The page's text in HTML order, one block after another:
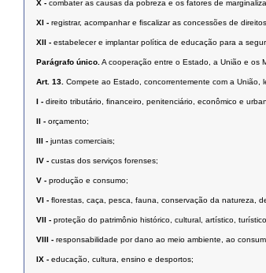
X - combater as causas da pobreza e os fatores de
XI - registrar, acompanhar e ﬁscalizar as concessões de
XII - estabelecer e implantar política de educação para a
Parágrafo único. A cooperação entre o Estado, a União e os
Art. 13. Compete ao Estado, concorrentemente com a União,
I - direito tributário, ﬁnanceiro, penitenciário, econômico e
II - orçamento;
III - juntas comerciais;
IV - custas dos serviços forenses;
V - produção e consumo;
VI - ﬂorestas, caça, pesca, fauna, conservação da natureza,
VII - proteção do patrimônio histórico, cultural, artístico,
VIII - responsabilidade por dano ao meio ambiente, ao
IX - educação, cultura, ensino e desportos;